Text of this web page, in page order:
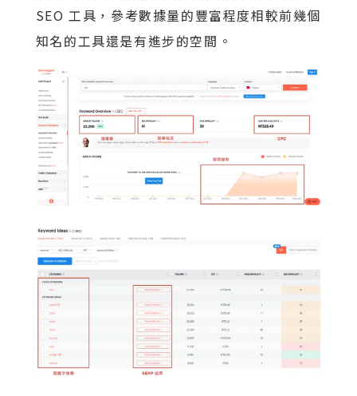
SEO 工具，參考數據量的豐富程度相較前幾個
知名的工具還是有進步的空間。